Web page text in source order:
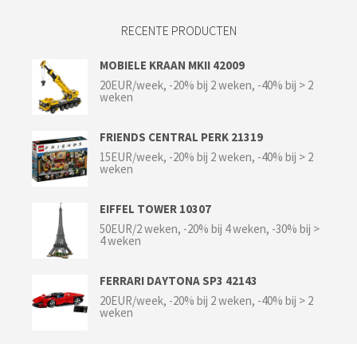
RECENTE PRODUCTEN
MOBIELE KRAAN MKII 42009
20EUR/week, -20% bij 2 weken, -40% bij > 2
weken
FRIENDS CENTRAL PERK 21319
15EUR/week, -20% bij 2 weken, -40% bij > 2
weken
EIFFEL TOWER 10307
50EUR/2 weken, -20% bij 4 weken, -30% bij >
4 weken
FERRARI DAYTONA SP3 42143
20EUR/week, -20% bij 2 weken, -40% bij > 2
weken